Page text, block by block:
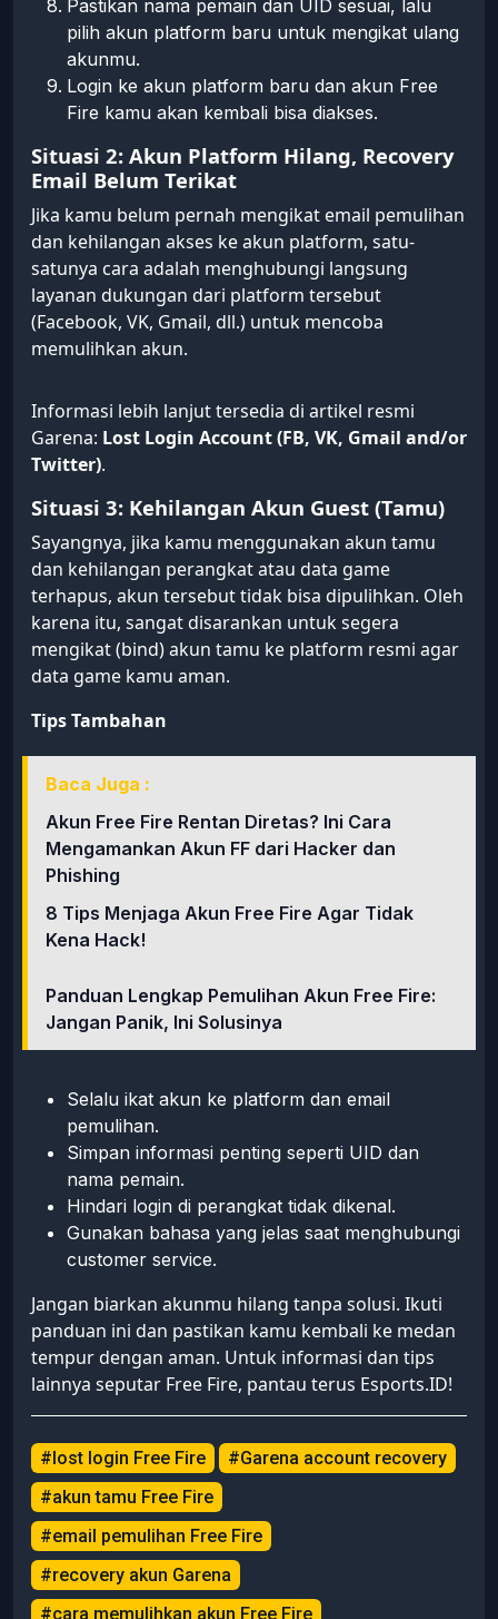
Pastikan nama pemain dan UID sesuai, lalu
pilih akun platform baru untuk mengikat ulang
akunmu.
Login ke akun platform baru dan akun Free
Fire kamu akan kembali bisa diakses.
Situasi 2: Akun Platform Hilang, Recovery
Email Belum Terikat
Jika kamu belum pernah mengikat email pemulihan
dan kehilangan akses ke akun platform, satu-
satunya cara adalah menghubungi langsung
layanan dukungan dari platform tersebut
(Facebook, VK, Gmail, dll.) untuk mencoba
memulihkan akun.
Informasi lebih lanjut tersedia di artikel resmi
Garena: Lost Login Account (FB, VK, Gmail and/or
Twitter).
Situasi 3: Kehilangan Akun Guest (Tamu)
Sayangnya, jika kamu menggunakan akun tamu
dan kehilangan perangkat atau data game
terhapus, akun tersebut tidak bisa dipulihkan. Oleh
karena itu, sangat disarankan untuk segera
mengikat (bind) akun tamu ke platform resmi agar
data game kamu aman.
Tips Tambahan
Baca Juga :
Akun Free Fire Rentan Diretas? Ini Cara
Mengamankan Akun FF dari Hacker dan
Phishing
8 Tips Menjaga Akun Free Fire Agar Tidak
Kena Hack!
Panduan Lengkap Pemulihan Akun Free Fire:
Jangan Panik, Ini Solusinya
Selalu ikat akun ke platform dan email
pemulihan.
Simpan informasi penting seperti UID dan
nama pemain.
Hindari login di perangkat tidak dikenal.
Gunakan bahasa yang jelas saat menghubungi
customer service.
Jangan biarkan akunmu hilang tanpa solusi. Ikuti
panduan ini dan pastikan kamu kembali ke medan
tempur dengan aman. Untuk informasi dan tips
lainnya seputar Free Fire, pantau terus Esports.ID!
#lost login Free Fire
#Garena account recovery
#akun tamu Free Fire
#email pemulihan Free Fire
#recovery akun Garena
#cara memulihkan akun Free Fire